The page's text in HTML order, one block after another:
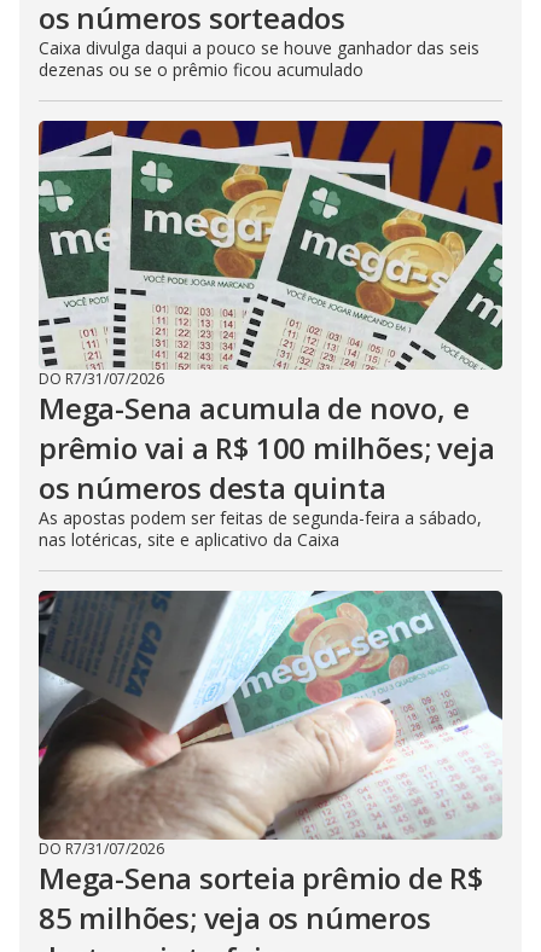
os números sorteados
Caixa divulga daqui a pouco se houve ganhador das seis
dezenas ou se o prêmio ficou acumulado
DO R7/31/07/2026
Mega-Sena acumula de novo, e
prêmio vai a R$ 100 milhões; veja
os números desta quinta
As apostas podem ser feitas de segunda-feira a sábado,
nas lotéricas, site e aplicativo da Caixa
DO R7/31/07/2026
Mega-Sena sorteia prêmio de R$
85 milhões; veja os números